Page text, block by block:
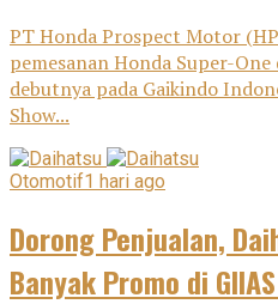
PT Honda Prospect Motor
pemesanan Honda Super-
debutnya pada Gaikindo
Show...
Otomotif1 hari ago
Dorong Penjualan,
Banyak Promo di